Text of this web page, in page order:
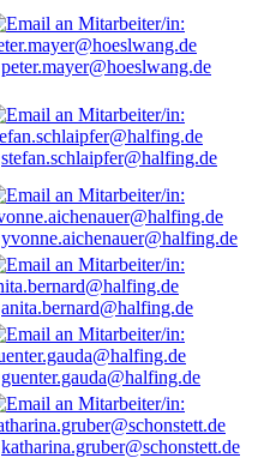
peter.mayer@hoeslwang.de
stefan.schlaipfer@halfing.de
yvonne.aichenauer@halfing.de
anita.bernard@halfing.de
guenter.gauda@halfing.de
katharina.gruber@schonstett.de